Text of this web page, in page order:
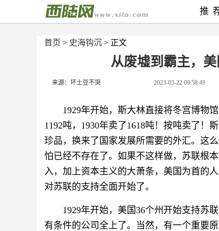
首页 > 史海钩沉 > 正文
从废墟到霸主，
来源：坏土豆不哭 2023-03-22 09:58:49
1929年开始，斯大林直接将冬宫博物
1192吨，1930年卖了1618吨！按吨卖了！
珍品，换来了国家发展所需要的外汇。这
怕已经不存在了。如果不这样做，苏联根
入，加上资本主义的大萧条，美国为首的
对苏联的支持全面开始了。
1929年开始，美国36个州开始支持苏
有条件的公司全上了。当然，有一个重要
推